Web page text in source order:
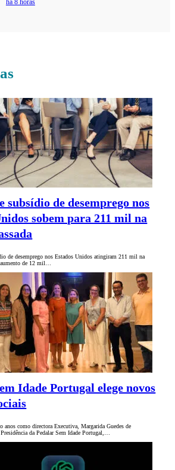
há 8 horas
subsídio de desemprego nos
sobem para 211 mil na
de desemprego nos Estados Unidos atingiram 211 mil na
aumento de 12 mil…
Idade Portugal elege novos
anos como directora Executiva, Margarida Guedes de
da Pedalar Sem Idade Portugal,…